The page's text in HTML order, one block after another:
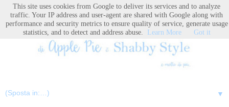
▼
This site uses cookies from Google to deliver its services and to analyze
traffic. Your IP address and user-agent are shared with Google along with
performance and security metrics to ensure quality of service, generate usage
statistics, and to detect and address abuse.
Learn More Got it